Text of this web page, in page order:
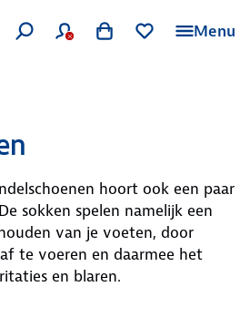
Menu
hoort ook een paar
sokken spelen namelijk een
van je voeten, door
te voeren en daarmee het
en blaren.